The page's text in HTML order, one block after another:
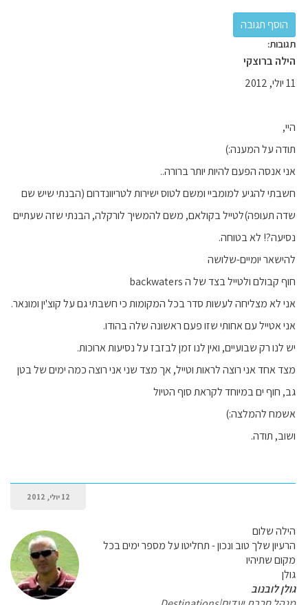
תגובות:
הילה ברוצקי
11 יולי, 2012
היי,
תודה על המענה:)
אני אנסה הפעם להיות יותר ברורה..
חשבתי להגיע למומביי ומשם לטוס ישירות לטריוונדרום (הבנתי שיש שם
שדה תעופה)לטייל בקולאם, משם להמשיך לורקלה, הבנתי שזה שעתיים
נסיעה?! לא בטוחה.
להישאר יומיים-שלושה
חוף קבולם ולטייל בצד של ה backwaters
אני לא מצליחה לעשות סדר בכל המקומות כי חשבתי גם על קוצ'ין ומונאר.
אני אטייל עם אחותי שזו פעם ראשונה שלה בהודו.
יש לנו רק שבועיים, ואין לנו זמן לבזבז על נסיעות ארוכות.
מצד אחד אני רוצה לראות וטייל, אך מצד שני אני רוצה כמה ימים של בטן
גב, חוף ים במיוחד לקראת סוף הטיול
אשמח להמלצה:)
ושוב, תודה.
12 יולי, 2012
הילה שלום
הרעיון שלך טוב ונכון - תחליטו על מספר ימים בכל
מקום שתיהיו
גולן
גולן לובנוב